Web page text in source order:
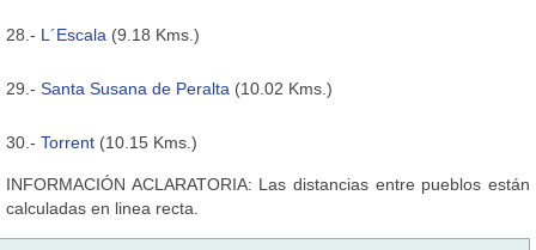
28.- L´Escala (9.18 Kms.)
29.- Santa Susana de Peralta (10.02 Kms.)
30.- Torrent (10.15 Kms.)
INFORMACIÓN ACLARATORIA: Las distancias entre pueblos están
calculadas en linea recta.